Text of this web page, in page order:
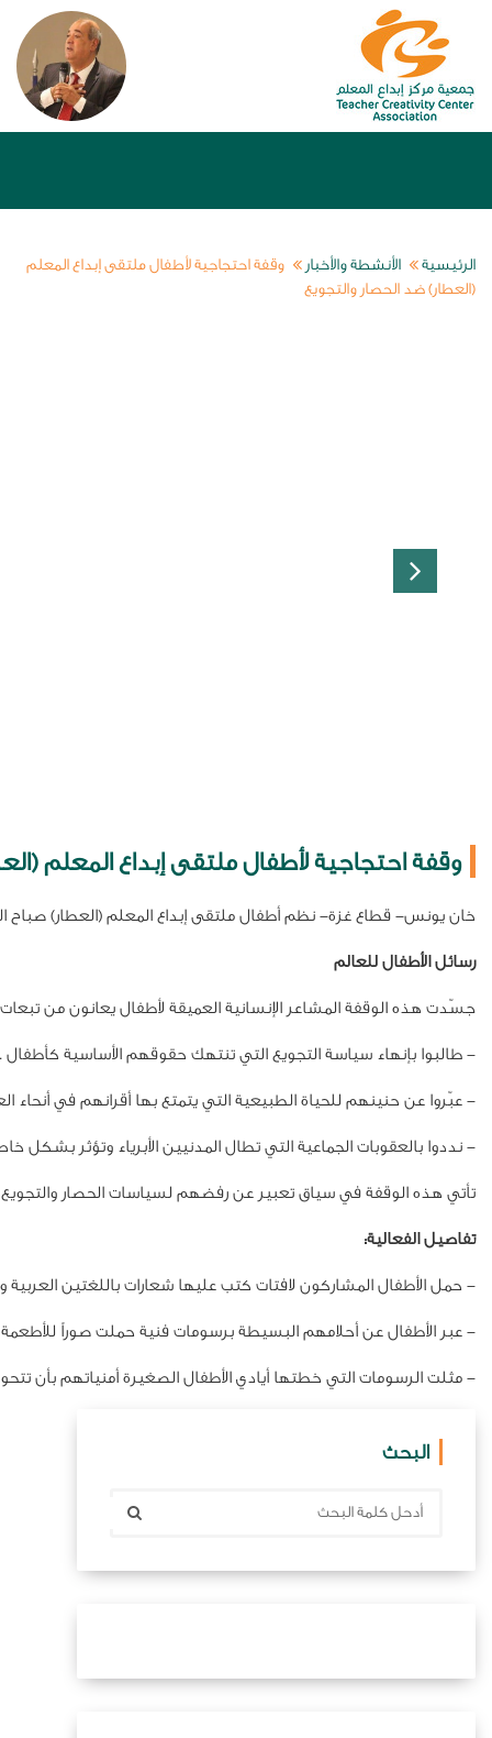
الرئيسية الأنشطة والأخبار
وقفة احتجاجية لأطفال ملتقى إبداع المعلم
(العطار) ضد الحصار والتجويع
وقفة احتجاجية لأطفال ملتقى إبداع المعلم
خان يونس- قطاع غزة- نظم أطفال ملتقى إبداع المعلم (العطار) صباح
رسائل الأطفال للعالم
جسّدت هذه الوقفة المشاعر الإنسانية العميقة لأطفال يعانون من
- طالبوا بإنهاء سياسة التجويع التي تنتهك حقوقهم الأساسية كأطفال .
- عبّروا عن حنينهم للحياة الطبيعية التي يتمتع بها أقرانهم في أنحاء
- نددوا بالعقوبات الجماعية التي تطال المدنيين الأبرياء وتؤثر بشكل
تأتي هذه الوقفة في سياق تعبير عن رفضهم لسياسات الحصار
تفاصيل الفعالية:
- حمل الأطفال المشاركون لافتات كتب عليها شعارات باللغتين العربية
- عبر الأطفال عن أحلامهم البسيطة برسومات فنية حملت صوراً
- مثلت الرسومات التي خطتها أيادي الأطفال الصغيرة أمنياتهم بأن
البحث